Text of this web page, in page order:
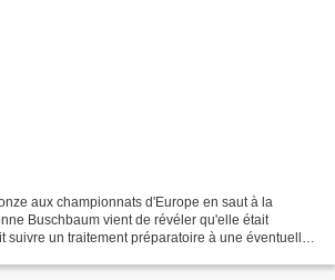
aux championnats d'Europe en saut à la
Buschbaum vient de révéler qu'elle était
suivre un traitement préparatoire à une éventuelle